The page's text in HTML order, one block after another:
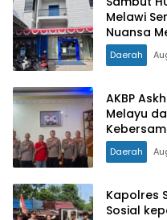
Melawi
Nuansa
Daerah
AKBP
Melayu
Daerah
Kapolres
Sosial